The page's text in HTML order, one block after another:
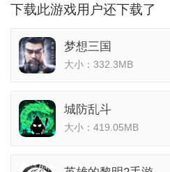
下载此游戏用户还下载了
梦想三国
大小：332.3MB
城防乱斗
大小：419.05MB